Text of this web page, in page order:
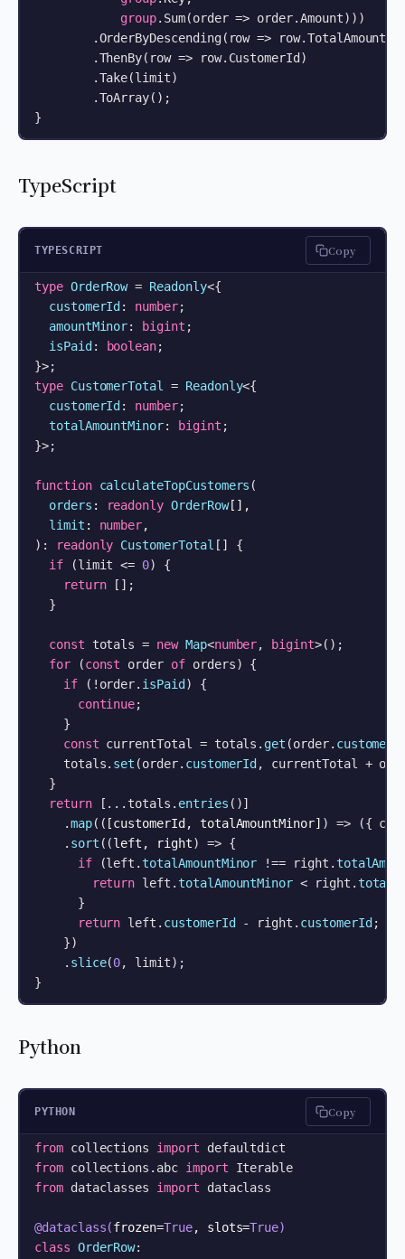
group.Sum(order => order.Amount)))
        .OrderByDescending(row => row.TotalAmount)
        .ThenBy(row => row.CustomerId)
        .Take(limit)
        .ToArray();
}
TypeScript
TYPESCRIPT Copy
type OrderRow = Readonly<{
customerId : number;
amountMinor: bigint ;
isPaid : boolean;
type CustomerTotal = Readonly<{
customerId : number;
totalAmountMinor: bigint ;
}>;
function calculateTopCustomers (
orders : readonly OrderRow[],
limit : number
):
readonly CustomerTotal [] {
if (limit <= 0) {
return [];
  }
const totals = new Map<number, bigint>();
for (const order of orders) {
if (!order. isPaid ) {
continue;
    }
const currentTotal = totals. get (order.
    totals.
set (order. customerId , currentTotal +
  }
return [...totals. entries ()]
    .
map( ( [customerId, totalAmountMinor] ) => ({
    .
sort ( (left, right) => {
if (left. totalAmountMinor !== right.
return left. totalAmountMinor < right.
      }
return left. customerId - right. customerId ;
    })
    .
slice(0, limit);
}
Python
PYTHON Copy
from collections import
from collections.abc import
from dataclasses import dataclass
@dataclass(frozen=True, slots=True)
class OrderRow: